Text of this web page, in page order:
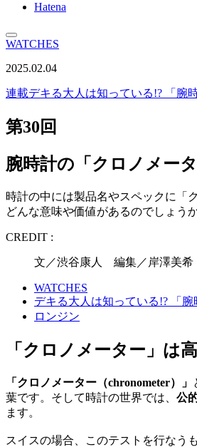
Hatena
WATCHES
2025.02.04
連載デキる大人は知っている!? 「腕
第30回
腕時計の「クロノメー
時計の中には製品名やスペックに「
どんな意味や価値があるのでしょう
CREDIT :
文／渋谷康人 編集／岸澤美希
WATCHES
デキる大人は知っている!? 「腕
ロンジン
「クロノメーター」は
「クロノメーター（chronometer）」
葉です。そして時計の世界では、 公
ます。
スイスの場合、このテストを行なう